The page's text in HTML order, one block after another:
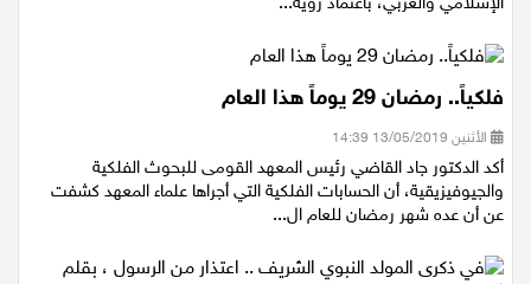
فلكياً.. رمضان 29 يوماً هذا العام
الأثنين 13/05/2019 14:39
أكد الدكتور جاد القاضي رئيس المعهد القومى للبحوث الفلكية
والجيوفيزيقية، أن الحسابات الفلكية التي أجراها علماء المعهد كشفت
عن أن عده شهر رمضان للعام ال...